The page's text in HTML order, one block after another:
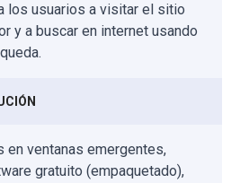
los usuarios a visitar el sitio
y a buscar en internet usando
en ventanas emergentes,
gratuito (empaquetado),